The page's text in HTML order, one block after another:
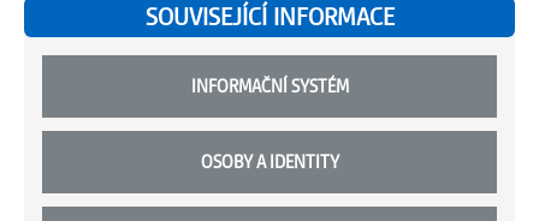
SOUVISEJÍCÍ INFORMACE
INFORMAČNÍ SYSTÉM
OSOBY A IDENTITY